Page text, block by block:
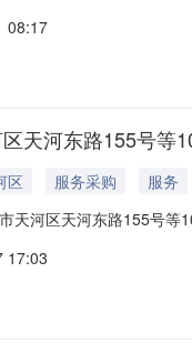
农国际投资有限公司、
际有限公司、恒瑞（柬埔
08:17
天河东路155号等
区 服务采购 服务
天河区天河东路155号
日10时整（延时竞价除
17:03